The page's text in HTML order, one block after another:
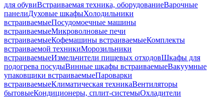
для обувиВстраиваемая техника, оборудованиеВарочные
панелиДуховые шкафыХолодильники
встраиваемыеПосудомоечные машины
встраиваемыеМикроволновые печи
встраиваемыеКофемашины встраиваемыеКомплекты
встраиваемой техникиМорозильники
встраиваемыеИзмельчители пищевых отходовШкафы для
подогрева посудыВинные шкафы встраиваемыеВакуумные
упаковщики встраиваемыеПароварки
встраиваемыеКлиматическая техникаВентиляторы
бытовыеКондиционеры, сплит-системыОхладители